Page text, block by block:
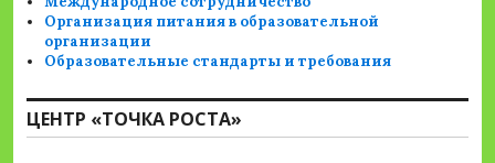
Организация питания в образовательной
организации
Образовательные стандарты и требования
ЦЕНТР «ТОЧКА РОСТА»